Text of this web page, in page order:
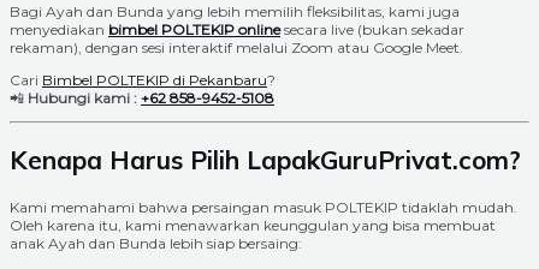
Bagi Ayah dan Bunda yang lebih memilih fleksibilitas, kami juga
menyediakan bimbel POLTEKIP onlinesecara live (bukan sekadar
rekaman), dengan sesi interaktif melalui Zoom atau Google Meet.
Cari Bimbel POLTEKIP di Pekanbaru?
📲 Hubungi kami : +62 858-9452-5108
Kenapa Harus Pilih LapakGuruPrivat.com?
Kami memahami bahwa persaingan masuk POLTEKIP tidaklah mudah.
Oleh karena itu, kami menawarkan keunggulan yang bisa membuat
anak Ayah dan Bunda lebih siap bersaing: